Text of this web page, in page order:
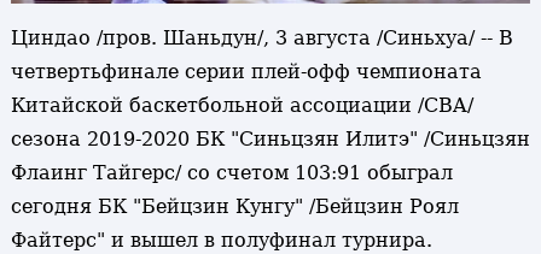
Циндао /пров. Шаньдун/, 3 августа /Синьхуа/ -- В
четвертьфинале серии плей-офф чемпионата
Китайской баскетбольной ассоциации /CBA/
сезона 2019-2020 БК "Синьцзян Илитэ" /Синьцзян
Флаинг Тайгерс/ со счетом 103:91 обыграл
сегодня БК "Бейцзин Кунгу" /Бейцзин Роял
Файтерс" и вышел в полуфинал турнира.